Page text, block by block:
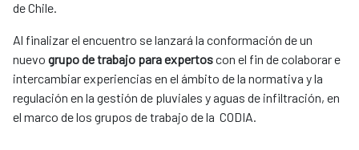
de Chile.
Al finalizar el encuentro se lanzará la conformación de un
nuevo grupo de trabajo para expertoscon el fin de colaborar e
intercambiar experiencias en el ámbito de la normativa y la
regulación en la gestión de pluviales y aguas de infiltración, en
el marco de los grupos de trabajo de la CODIA.